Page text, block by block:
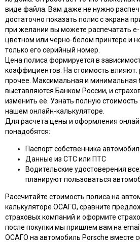
виде файла. Вам даже не нужно
достаточно показать полис с экрана
при желании вы можете распечатать
цветном или черно-белом принтере и
только его серийный номер.
Цена полиса формируется в
коэффициентов. На стоимость влияют:
прочее. Максимальная и минимальная
выставляются Банком России, и
изменить её. Узнать полную
нашем онлайн-калькуляторе.
Для расчета цены и оформления
понадобятся:
Паспорт собственника
Данные из СТС или ПТС
Водительские удостоверения
планируют пользоваться
Рассчитайте стоимость полиса на
калькуляторе ОСАГО, сравните
страховых компаний и оформите
после покупки мы пришлем вам на
ОСАГО на автомобиль Porsche вместе